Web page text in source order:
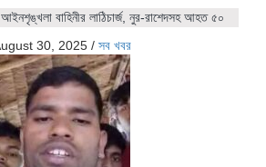
বাহিনীর লাঠিচার্জ, নুর-রাশেদসহ আহত ৫০
30, 2025 / সব খবর